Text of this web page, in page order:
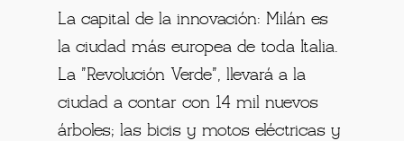
La capital de la innovación: Milán es
la ciudad más europea de toda Italia.
La "Revolución Verde", llevará a la
ciudad a contar con 14 mil nuevos
árboles; las bicis y motos eléctricas y